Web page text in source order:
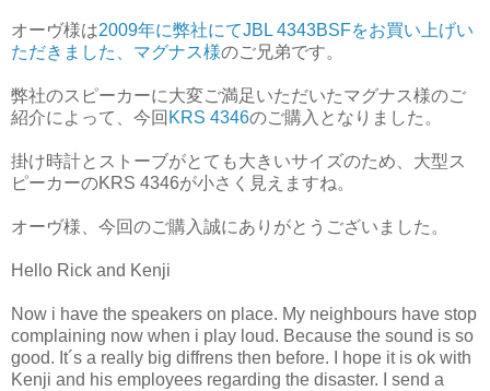
オーヴ様は2009年に弊社にてJBL 4343BSFをお買い上げい
ただきました、マグナス様のご兄弟です。
弊社のスピーカーに大変ご満足いただいたマグナス様のご
紹介によって、今回 KRS 4346のご購入となりました。
掛け時計とストーブがとても大きいサイズのため、大型ス
ピーカーのKRS 4346が小さく見えますね。
オーヴ様、今回のご購入誠にありがとうございました。
Hello Rick and Kenji
Now i have the speakers on place. My neighbours have stop
complaining now when i play loud. Because the sound is so
good. It´s a really big diffrens then before. I hope it is ok with
Kenji and his employees regarding the disaster. I send a